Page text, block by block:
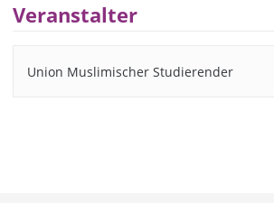
Veranstalter
Union Muslimischer Studierender